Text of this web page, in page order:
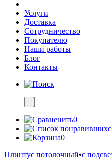
Услуги
Доставка
Сотрудничество
Покупателю
Наши работы
Блог
Контакты
0
0
Плинтус потолочный•с